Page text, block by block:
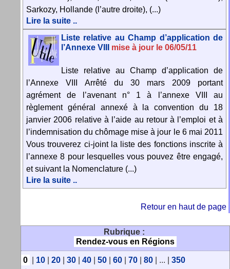
Sarkozy, Hollande (l’autre droite), (...)
Lire la suite ..
Liste relative au Champ d’application de
l’Annexe VIII mise à jour le 06/05/11
Liste relative au Champ d’application de
l’Annexe VIII Arrêté du 30 mars 2009 portant
agrément de l’avenant n° 1 à l’annexe VIII au
règlement général annexé à la convention du 18
janvier 2006 relative à l’aide au retour à l’emploi et à
l’indemnisation du chômage mise à jour le 6 mai 2011
Vous trouverez ci-joint la liste des fonctions inscrite à
l’annexe 8 pour lesquelles vous pouvez être engagé,
et suivant la Nomenclature (...)
Lire la suite ..
Retour en haut de page
Rubrique :
Rendez-vous en Régions
0 10 20 30 40 50 60 70 80 ...
350